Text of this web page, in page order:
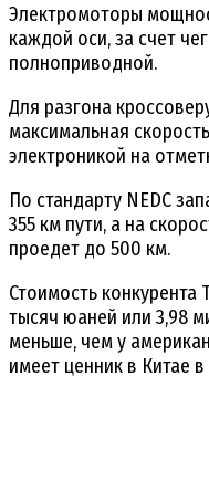
Электромоторы
каждой оси, за счет
полноприводной.
Для разгона
максимальная
электроникой на
По стандарту NEDC
355 км пути, а на
проедет до 500 км.
Стоимость конкурента
тысяч юаней или 3,98
меньше, чем у
имеет ценник в Китае